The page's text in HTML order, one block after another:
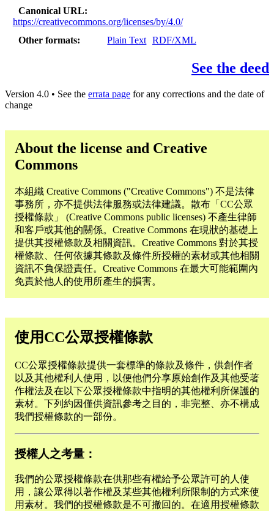
Canonical URL
https://creativecommons.org/licenses/by/4.0/
Other formats
Plain Text RDF/XML
See the deed
Version 4.0 • See the errata page for any corrections and the date of
change
About the license and Creative
Commons
本組織 Creative Commons ("Creative Commons") 不是法律
事務所，亦不提供法律服務或法律建議。散布「CC公眾
授權條款」 (Creative Commons public licenses) 不產生律師
和客戶或其他的關係。Creative Commons 在現狀的基礎上
提供其授權條款及相關資訊。Creative Commons 對於其授
權條款、任何依據其條款及條件所授權的素材或其他相關
資訊不負保證責任。Creative Commons 在最大可能範圍內
免責於他人的使用所產生的損害。
使用CC公眾授權條款
CC公眾授權條款提供一套標準的條款及條件，供創作者
以及其他權利人使用，以便他們分享原始創作及其他受著
作權法及在以下公眾授權條款中指明的其他權利所保護的
素材。下列約因僅供資訊參考之目的，非完整、亦不構成
我們授權條款的一部份。
授權人之考量：
我們的公眾授權條款在供那些有權給予公眾許可的人使
用，讓公眾得以著作權及某些其他權利所限制的方式來使
用素材。我們的授權條款是不可撤回的。在適用授權條款